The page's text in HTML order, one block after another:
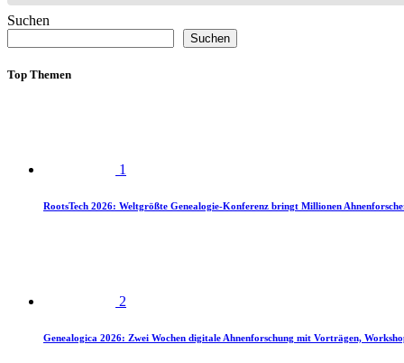
Suchen
Suchen
Top Themen
1
RootsTech 2026: Weltgrößte Genealogie-Konferenz bringt Millionen
2
Genealogica 2026: Zwei Wochen digitale Ahnenforschung mit Vorträgen,